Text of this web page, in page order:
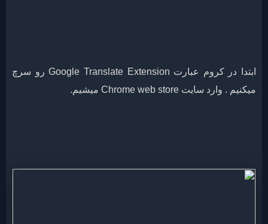
ابتدا در کروم عبارت Google Translate Extension رو سرچ
میکنیم . وارد سایت Chrome web store میشیم.